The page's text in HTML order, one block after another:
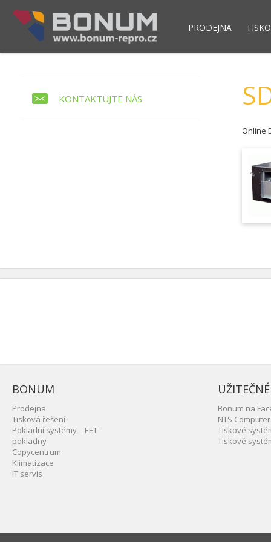
PRODEJNA
KONTAKTUJTE NÁS
Online
BONUM
Prodejna
Tisková řešení
Pokladní systémy – EET
pokladny
Copycentrum
Klimatizace
IT servis
Bonum na
NTS Computer
Tiskové
Tiskové